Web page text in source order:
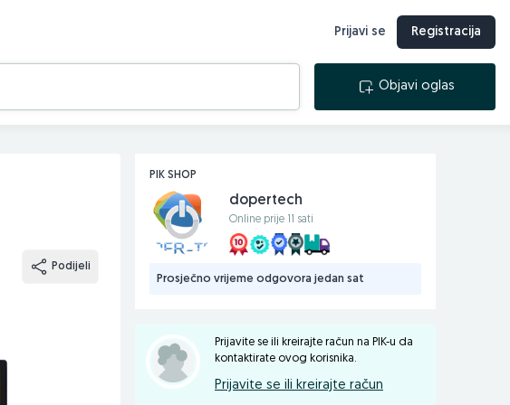
Prijavi se Registracija
Objavi oglas
Podijeli
PIK SHOP
dopertech
Online prije 11 sati
Prosječno vrijeme odgovora jedan sat
Prijavite se ili kreirajte račun na PIK-u da
kontaktirate ovog korisnika.
Prijavite se ili kreirajte račun